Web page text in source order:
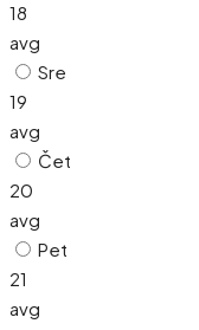
18
avg
Sre
19
avg
Čet
20
avg
Pet
21
avg